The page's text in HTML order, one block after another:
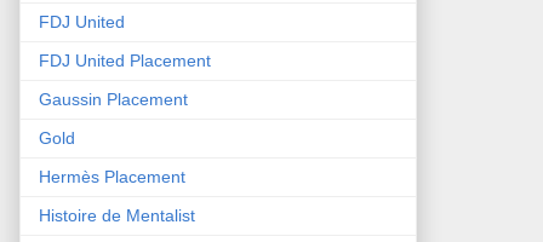
FDJ United
FDJ United Placement
Gaussin Placement
Gold
Hermès Placement
Histoire de Mentalist